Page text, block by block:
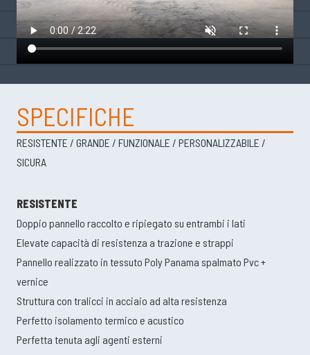
SPECIFICHE
RESISTENTE / GRANDE / FUNZIONALE / PERSONALIZZABILE /
SICURA
RESISTENTE
Doppio pannello raccolto e ripiegato su entrambi i lati
Elevate capacità di resistenza a trazione e strappi
Pannello realizzato in tessuto Poly Panama spalmato Pvc +
vernice
Struttura con tralicci in acciaio ad alta resistenza
Perfetto isolamento termico e acustico
Perfetta tenuta agli agenti esterni